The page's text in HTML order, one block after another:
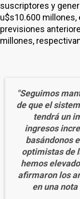
suscriptores y
u$s10.600 millones,
previsiones
millones,
"Seguimos
de que el
tendrá un
ingresos
basándonos
optimistas de
hemos
afirmaron los
en una